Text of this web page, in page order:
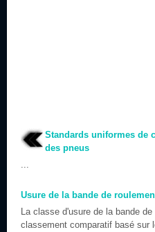
Standards uniformes de
des pneus
...
Usure de la bande de
La classe d'usure de la bande
classement comparatif basé sur